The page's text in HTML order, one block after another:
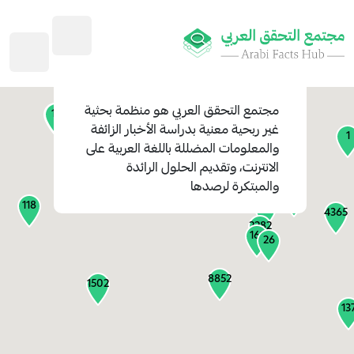
8852
127
45
2282
4365
1502
118
1113
26
1
161
مجتمع التحقق العربيهو منظمة بحثية
غير ربحية معنية بدراسة الأخبار الزائفة
والمعلومات المضللة باللغة العربية على
الانترنت، وتقديم الحلول الرائدة
والمبتكرة لرصدها